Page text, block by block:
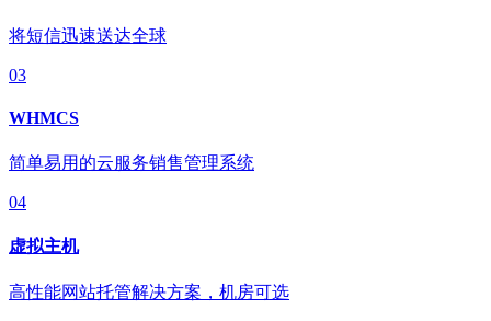
将短信迅速送达全球
03
WHMCS
简单易用的云服务销售管理系统
04
虚拟主机
高性能网站托管解决方案，机房可选